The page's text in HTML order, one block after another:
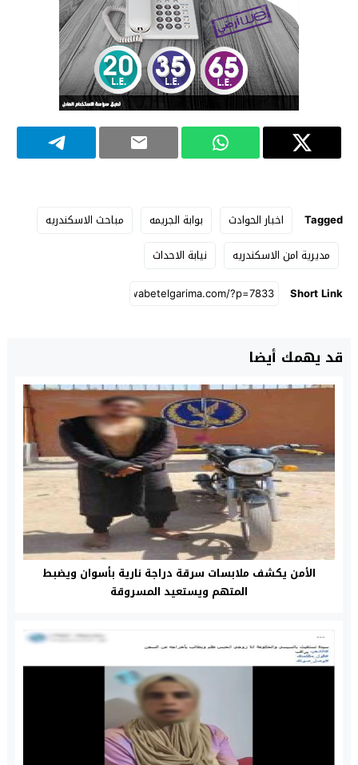
Tagged اخبار الحوادث بوابة الجريمه
مباحث الاسكندريه
مديرية امن الاسكندريه
نيابة الاحداث
Short Link
قد يهمك أيضا
الأمن يكشف ملابسات سرقة دراجة نارية بأسوان ويضبط
المتهم ويستعيد المسروقة